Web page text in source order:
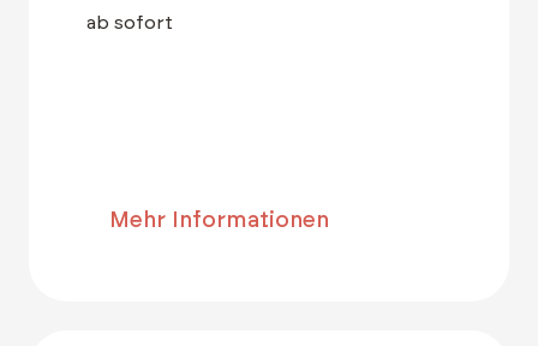
ab sofort
Mehr Informationen